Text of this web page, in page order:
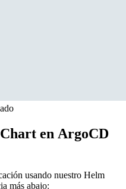
en ArgoCD
usando nuestro Helm
más abajo: